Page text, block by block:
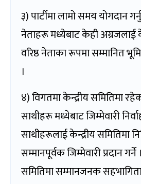
३) पार्टीमा लामो समय योगदान
नेताहरू मध्येबाट केही अग्रजलाई
वरिष्ठ नेताका रूपमा सम्मानित
।
४) विगतमा केन्द्रीय समितिमा
साथीहरू मध्येबाट जिम्मेवारी
साथीहरूलाई केन्द्रीय समितिमा
सम्मानपूर्वक जिम्मेवारी प्रदान
समितिमा सम्मानजनक